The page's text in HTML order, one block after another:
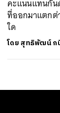
คะแนนแทนกัน
ที่ออกมาแตกต่
ใด
โดย สุทธิพัฒน์ ก